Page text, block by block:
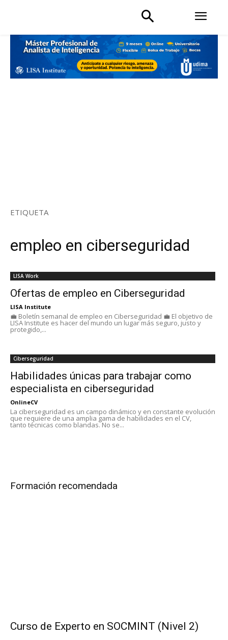
ETIQUETA
empleo en ciberseguridad
LISA Work
Ofertas de empleo en Ciberseguridad
LISA Institute
💼 Boletín semanal de empleo en Ciberseguridad 💼 El objetivo de
LISA Institute es hacer del mundo un lugar más seguro, justo y
protegido,...
Ciberseguridad
Habilidades únicas para trabajar como
especialista en ciberseguridad
OnlineCV
La ciberseguridad es un campo dinámico y en constante evolución
que requiere de una amplia gama de habilidades en el CV,
tanto técnicas como blandas. No se...
Formación recomendada
Curso de Experto en SOCMINT (Nivel 2)